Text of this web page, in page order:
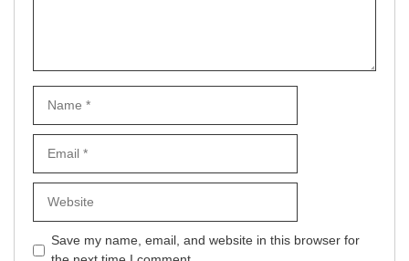
Save my name, email, and website in this browser for